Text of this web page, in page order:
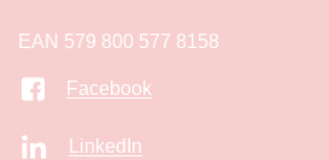
EAN 579 800 577 8158
Facebook
LinkedIn